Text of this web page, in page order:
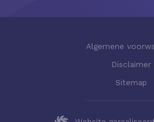
Algemene
Disclaimer
Sitemap